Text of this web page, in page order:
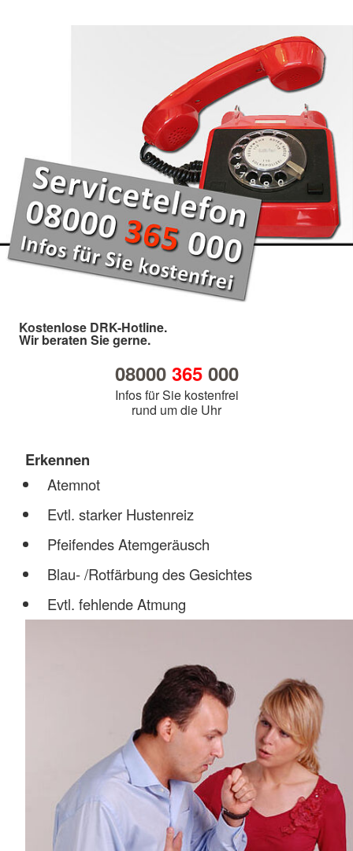
Kostenlose DRK-Hotline.
Wir beraten Sie gerne.
08000 365000
Infos für Sie kostenfrei
rund um die Uhr
Erkennen
Atemnot
Evtl. starker Hustenreiz
Pfeifendes Atemgeräusch
Blau- /Rotfärbung des Gesichtes
Evtl. fehlende Atmung